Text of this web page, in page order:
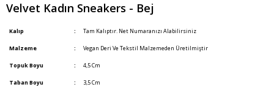
Velvet Kadın Sneakers - Bej
Kalıp : Tam Kalıptır. Net Numaranızı Alabilirsiniz
Malzeme : Vegan Deri Ve Tekstil Malzemeden Üretilmiştir
Topuk Boyu : 4,5 Cm
Taban Boyu : 3,5 Cm